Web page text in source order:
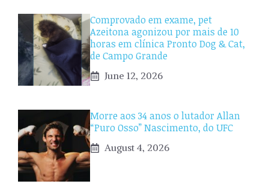
Comprovado em exame, pet
Azeitona agonizou por mais de 10
horas em clínica Pronto Dog & Cat,
de Campo Grande
June 12, 2026
Morre aos 34 anos o lutador Allan
“Puro Osso” Nascimento, do UFC
August 4, 2026